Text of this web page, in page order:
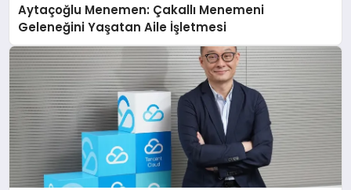
Aytaçoğlu Menemen: Çakallı Menemeni
Geleneğini Yaşatan Aile İşletmesi